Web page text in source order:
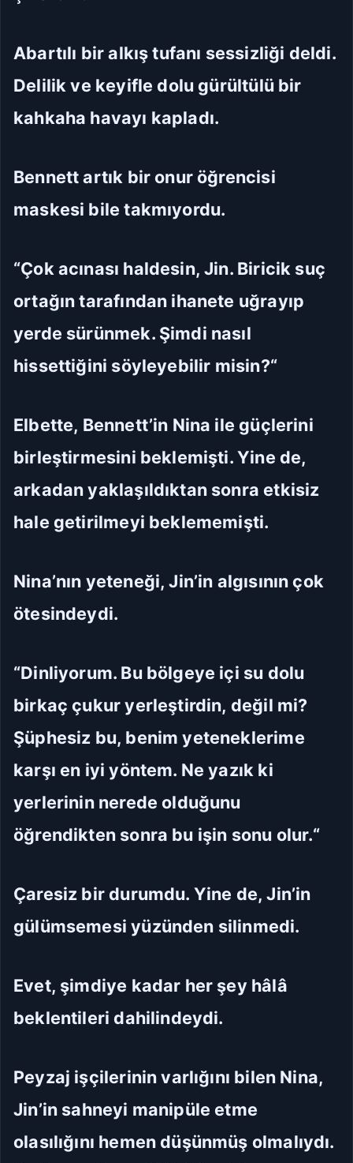
Abartılı bir alkış tufanı sessizliği deldi.
Delilik ve keyifle dolu gürültülü bir
kahkaha havayı kapladı.
Bennett artık bir onur öğrencisi
maskesi bile takmıyordu.
“Çok acınası haldesin, Jin. Biricik suç
ortağın tarafından ihanete uğrayıp
yerde sürünmek. Şimdi nasıl
hissettiğini söyleyebilir misin?“
Elbette, Bennett’in Nina ile güçlerini
birleştirmesini beklemişti. Yine de,
arkadan yaklaşıldıktan sonra etkisiz
hale getirilmeyi beklememişti.
Nina’nın yeteneği, Jin’in algısının çok
ötesindeydi.
“Dinliyorum. Bu bölgeye içi su dolu
birkaç çukur yerleştirdin, değil mi?
Şüphesiz bu, benim yeteneklerime
karşı en iyi yöntem. Ne yazık ki
yerlerinin nerede olduğunu
öğrendikten sonra bu işin sonu olur.“
Çaresiz bir durumdu. Yine de, Jin’in
gülümsemesi yüzünden silinmedi.
Evet, şimdiye kadar her şey hâlâ
beklentileri dahilindeydi.
Peyzaj işçilerinin varlığını bilen Nina,
Jin’in sahneyi manipüle etme
olasılığını hemen düşünmüş olmalıydı.